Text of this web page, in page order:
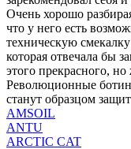
Очень хорошо
что у него есть
техническую
которая отвечала бы
этого прекрасного, но
Революционные
станут образцом
AMSOIL
ANTU
ARCTIC CAT